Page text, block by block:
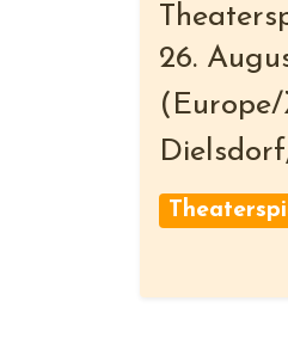
26.
(
Dielsdorf